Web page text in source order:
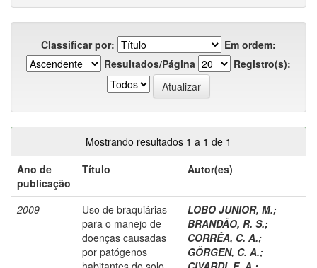
Classificar por:
Em ordem:
Resultados/Página
Registro(s):
Mostrando resultados 1 a 1 de 1
Ano de
publicação
Título Autor(es)
2009
Uso de braquiárias
para o manejo de
doenças causadas
por patógenos
LOBO JUNIOR, M.;
BRANDÃO, R. S.;
CORRÊA, C. A.;
GÖRGEN, C. A.;